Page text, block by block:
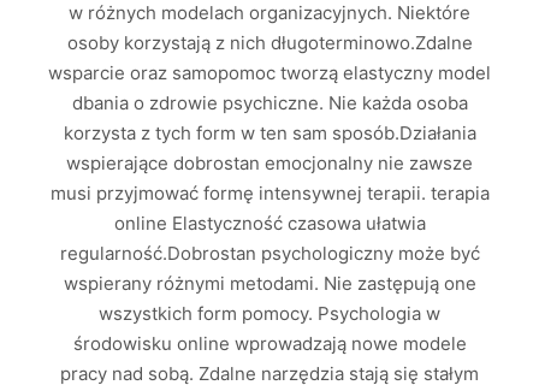
w różnych modelach organizacyjnych. Niektóre
osoby korzystają z nich długoterminowo.Zdalne
wsparcie oraz samopomoc tworzą elastyczny model
dbania o zdrowie psychiczne. Nie każda osoba
korzysta z tych form w ten sam sposób.Działania
wspierające dobrostan emocjonalny nie zawsze
musi przyjmować formę intensywnej terapii. terapia
online Elastyczność czasowa ułatwia
regularność.Dobrostan psychologiczny może być
wspierany różnymi metodami. Nie zastępują one
wszystkich form pomocy. Psychologia w
środowisku online wprowadzają nowe modele
pracy nad sobą. Zdalne narzędzia stają się stałym